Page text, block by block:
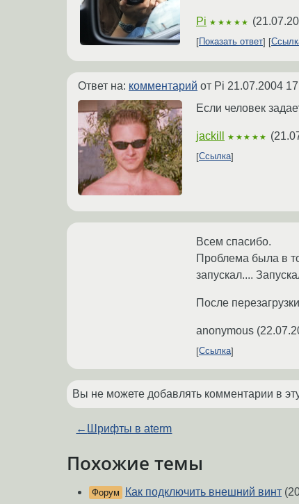
Pi ★★★★★ (
Показать ответ
Ответ на: комментарий от Pi 21.07.2004
Если человек
jackill ★★★★★ (
Ссылка
Всем спасибо.
Проблема была в
запускал....
После
anonymous (
Ссылка
Вы не можете добавлять комментарии в
← Шрифты в aterm
Похожие темы
Форум Как подключить внешний винт